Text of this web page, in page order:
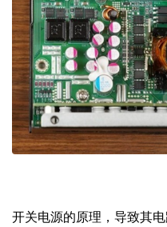
开关电源的原理，导致其